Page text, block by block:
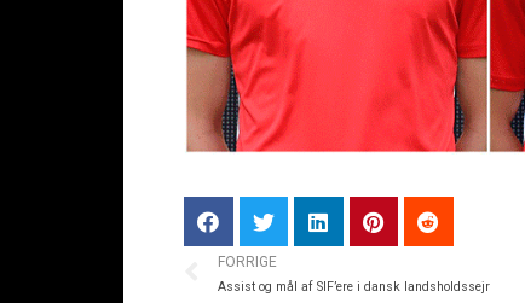
FORRIGE
Assist og mål af SIF’ere i dansk landsholdssejr